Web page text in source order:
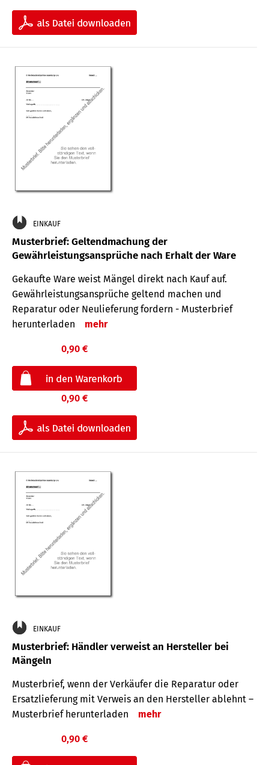
EINKAUF
Musterbrief: Geltendmachung der
Gewährleistungsansprüche nach Erhalt der Ware
Gekaufte Ware weist Mängel direkt nach Kauf auf.
Gewährleistungsansprüche geltend machen und
Reparatur oder Neulieferung fordern - Musterbrief
herunterladen
mehr
0,90 €
0,90 €
EINKAUF
Musterbrief: Händler verweist an Hersteller bei
Mängeln
Musterbrief, wenn der Verkäufer die Reparatur oder
Ersatzlieferung mit Verweis an den Hersteller ablehnt –
Musterbrief herunterladen
mehr
0,90 €